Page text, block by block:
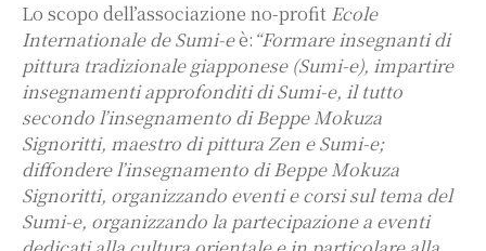
Lo scopo dell’associazione no-profit Ecole
Internationale de Sumi-eè: “Formare insegnanti di
pittura tradizionale giapponese (Sumi-e), impartire
insegnamenti approfonditi di Sumi-e, il tutto
secondo l’insegnamento di Beppe Mokuza
Signoritti, maestro di pittura Zen e Sumi-e;
diffondere l’insegnamento di Beppe Mokuza
Signoritti, organizzando eventi e corsi sul tema del
Sumi-e, organizzando la partecipazione a eventi